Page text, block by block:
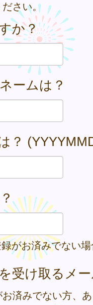
さい。
か？
ームは？
？
がお済みでない
受け取るメ
済みでない方、